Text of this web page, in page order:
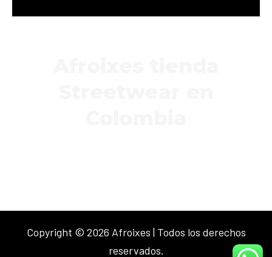
Copyright © 2026 Afroixes | Todos los derechos
reservados.